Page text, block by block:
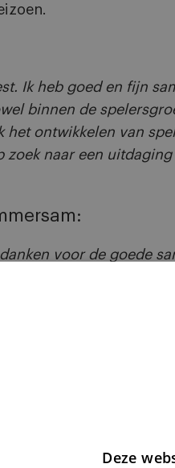
Ik heb goed en fijn
binnen de
ontwikkelen van
zoek naar een
voor de goede
gezet. Marink
het allerbeste toe.”
Deze